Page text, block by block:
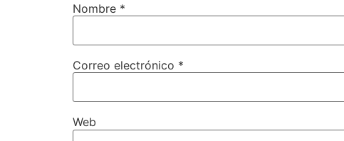
Nombre *
Correo electrónico *
Web